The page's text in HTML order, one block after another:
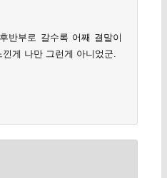
반부로 갈수록 어째 결말이
게 나만 그런게 아니었군.